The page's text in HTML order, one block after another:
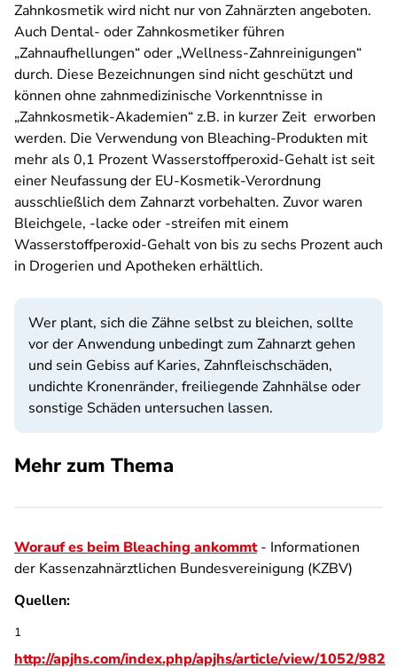
Zahnkosmetik wird nicht nur von Zahnärzten angeboten.
Auch Dental- oder Zahnkosmetiker führen
„Zahnaufhellungen“ oder „Wellness-Zahnreinigungen“
durch. Diese Bezeichnungen sind nicht geschützt und
können ohne zahnmedizinische Vorkenntnisse in
„Zahnkosmetik-Akademien“ z.B. in kurzer Zeit erworben
werden. Die Verwendung von Bleaching-Produkten mit
mehr als 0,1 Prozent Wasserstoffperoxid-Gehalt ist seit
einer Neufassung der EU-Kosmetik-Verordnung
ausschließlich dem Zahnarzt vorbehalten. Zuvor waren
Bleichgele, -lacke oder -streifen mit einem
Wasserstoffperoxid-Gehalt von bis zu sechs Prozent auch
in Drogerien und Apotheken erhältlich.
Wer plant, sich die Zähne selbst zu bleichen, sollte
vor der Anwendung unbedingt zum Zahnarzt gehen
und sein Gebiss auf Karies, Zahnfleischschäden,
undichte Kronenränder, freiliegende Zahnhälse oder
sonstige Schäden untersuchen lassen.
Mehr zum Thema
Worauf es beim Bleaching ankommt- Informationen
der Kassenzahnärztlichen Bundesvereinigung (KZBV)
Quellen:
1
http://apjhs.com/index.php/apjhs/article/view/1052/982